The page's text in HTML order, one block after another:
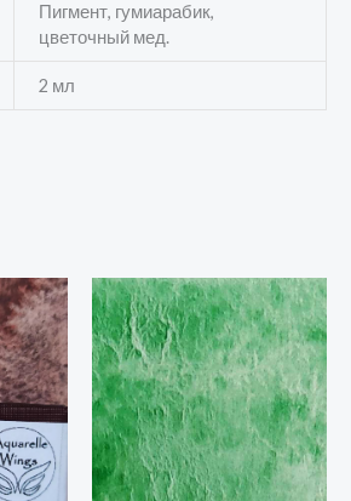
Пигмент, гумиарабик,
цветочный мед.
2 мл